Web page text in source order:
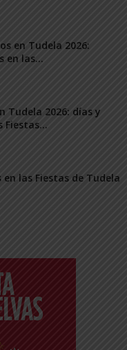
en Tudela 2026:
en las...
Tudela 2026: días y
las Fiestas de Tudela